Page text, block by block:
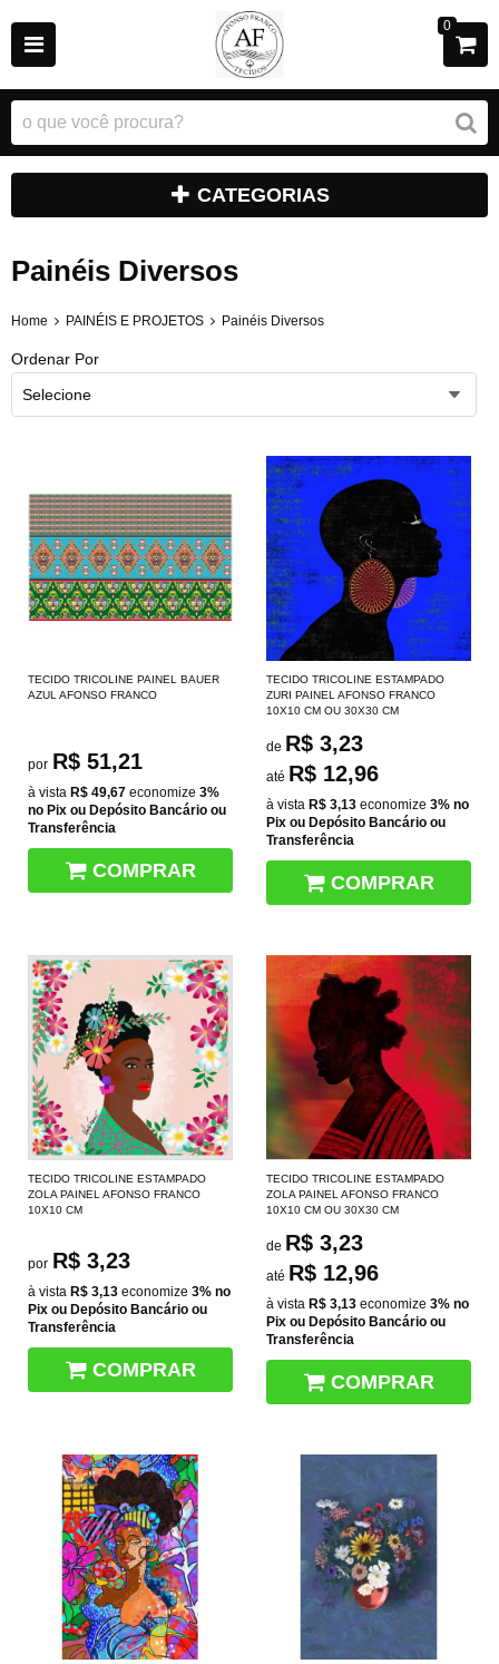
0
CATEGORIAS
Painéis Diversos
Home PAINÉIS E PROJETOS Painéis Diversos
Ordenar Por
Selecione
TECIDO TRICOLINE PAINEL BAUER
AZUL AFONSO FRANCO
por R$ 51,21
à vista R$ 49,67 economize 3%
no Pix ou Depósito Bancário ou
Transferência
COMPRAR
TECIDO TRICOLINE ESTAMPADO
ZURI PAINEL AFONSO FRANCO
10X10 CM OU 30X30 CM
de R$ 3,23
até R$ 12,96
à vista R$ 3,13 economize 3% no
Pix ou Depósito Bancário ou
Transferência
COMPRAR
TECIDO TRICOLINE ESTAMPADO
ZOLA PAINEL AFONSO FRANCO
10X10 CM
por R$ 3,23
à vista R$ 3,13 economize 3% no
Pix ou Depósito Bancário ou
Transferência
COMPRAR
TECIDO TRICOLINE ESTAMPADO
ZOLA PAINEL AFONSO FRANCO
10X10 CM OU 30X30 CM
de R$ 3,23
até R$ 12,96
à vista R$ 3,13 economize 3% no
Pix ou Depósito Bancário ou
Transferência
COMPRAR